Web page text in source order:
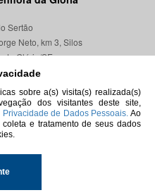
sobre a(s) visita(s) realizada(s)
dos visitantes deste site,
Privacidade de Dados Pessoais. Ao
e tratamento de seus dados
Sertão
Neto, km 3, Silos
da Glória/SE
000
reservados.
de Sergipe.